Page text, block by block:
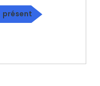
présent